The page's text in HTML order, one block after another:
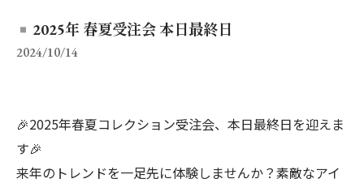
2025年 春夏受注会 本日最終日
2024/10/14
🎉2025年春夏コレクション受注会、本日最終日を迎えま
す🎉
来年のトレンドを一足先に体験しませんか？素敵なアイ